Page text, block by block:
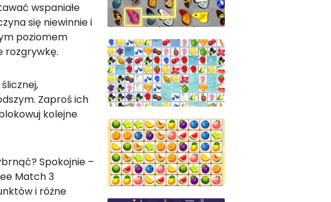
wspaniałe
się niewinnie i
poziomem
rozgrywkę.
Zaproś ich
kolejne
Spokojnie –
Match 3
i różne